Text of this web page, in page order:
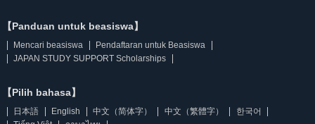
【Panduan untuk beasiswa】
Mencari beasiswa
Pendaftaran untuk Beasiswa
JAPAN STUDY SUPPORT Scholarships
【Pilih bahasa】
日本語 English 中文（简体字） 中文（繁體字）
한국어